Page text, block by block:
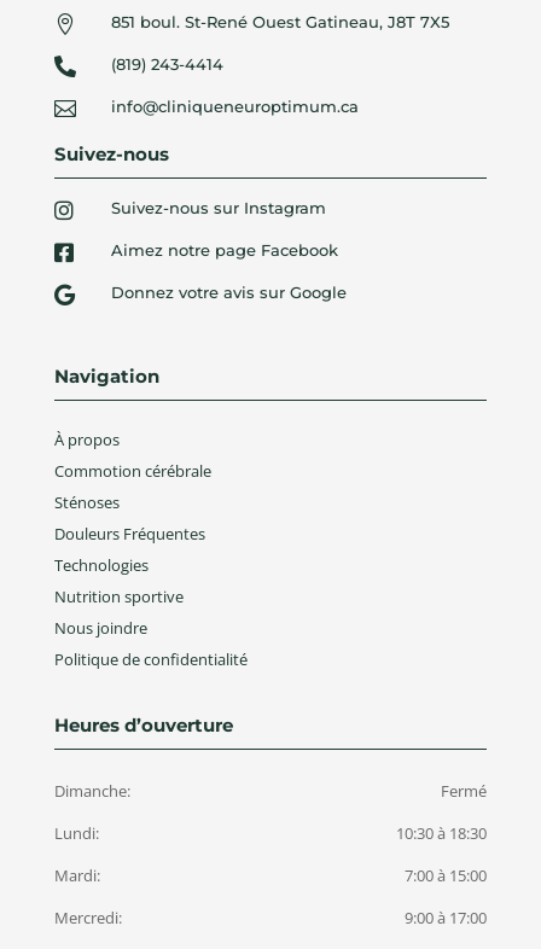
 851 boul. St-René Ouest Gatineau, J8T 7X5
 (819) 243-4414
 info@cliniqueneuroptimum.ca
Suivez-nous
 Suivez-nous sur Instagram
 Aimez notre page Facebook
 Donnez votre avis sur Google
Navigation
À propos
Commotion cérébrale
Sténoses
Douleurs Fréquentes
Technologies
Nutrition sportive
Nous joindre
Politique de confidentialité
Heures d’ouverture
Dimanche:
Fermé
Lundi:
10:30 à 18:30
Mardi:
7:00 à 15:00
Mercredi:
9:00 à 17:00